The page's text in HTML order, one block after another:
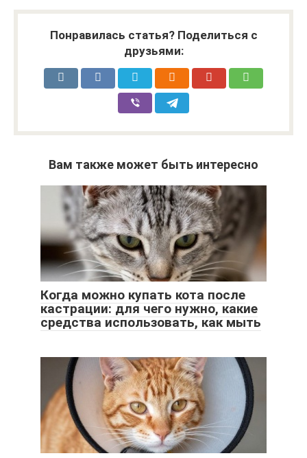
Понравилась статья? Поделиться с
друзьями:
Вам также может быть интересно
Когда можно купать кота после
кастрации: для чего нужно, какие
средства использовать, как мыть